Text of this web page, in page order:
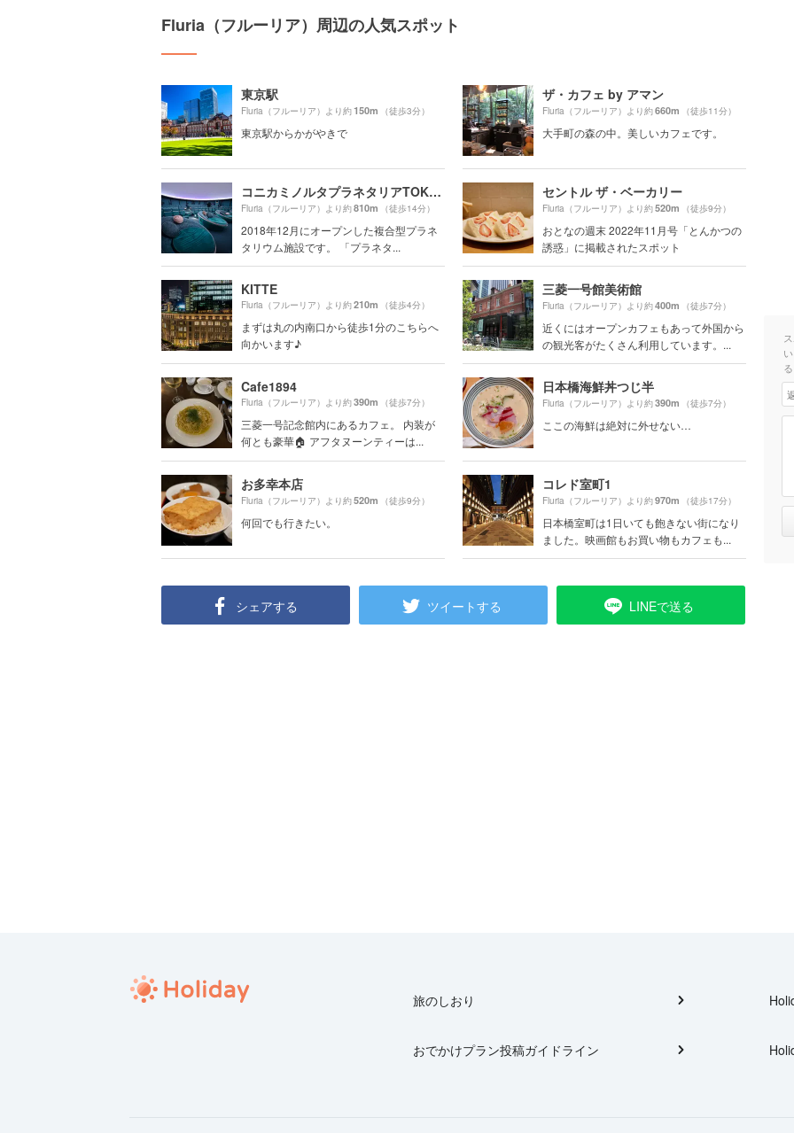
Fluria（フルーリア）周辺の人気スポット
東京駅
Fluria（フルーリア）より約150m （徒歩3分）
東京駅からかがやきで
ザ・カフェ by アマン
Fluria（フルーリア）より約660m （徒歩11分）
大手町の森の中。美しいカフェです。
コニカミノルタプラネタリアTOKYO
Fluria（フルーリア）より約810m （徒歩14分）
2018年12月にオープンした複合型プラネ
タリウム施設です。 「プラネタ...
セントル ザ・ベーカリー
Fluria（フルーリア）より約520m （徒歩9分）
おとなの週末 2022年11月号「とんかつの
誘惑」に掲載されたスポット
KITTE
Fluria（フルーリア）より約210m （徒歩4分）
まずは丸の内南口から徒歩1分のこちらへ
向かいます♪
三菱一号館美術館
Fluria（フルーリア）より約400m （徒歩7分）
近くにはオープンカフェもあって外国から
の観光客がたくさん利用しています。...
Cafe1894
Fluria（フルーリア）より約390m （徒歩7分）
三菱一号記念館内にあるカフェ。 内装が
何とも豪華🏠 アフタヌーンティーは...
日本橋海鮮丼つじ半
Fluria（フルーリア）より約390m （徒歩7分）
ここの海鮮は絶対に外せない…
お多幸本店
Fluria（フルーリア）より約520m （徒歩9分）
何回でも行きたい。
コレド室町1
Fluria（フルーリア）より約970m （徒歩17分）
日本橋室町は1日いても飽きない街になり
ました。映画館もお買い物もカフェも...
シェアする ツイートする LINEで送る
旅のしおり
おでかけプラン投稿ガイドライン